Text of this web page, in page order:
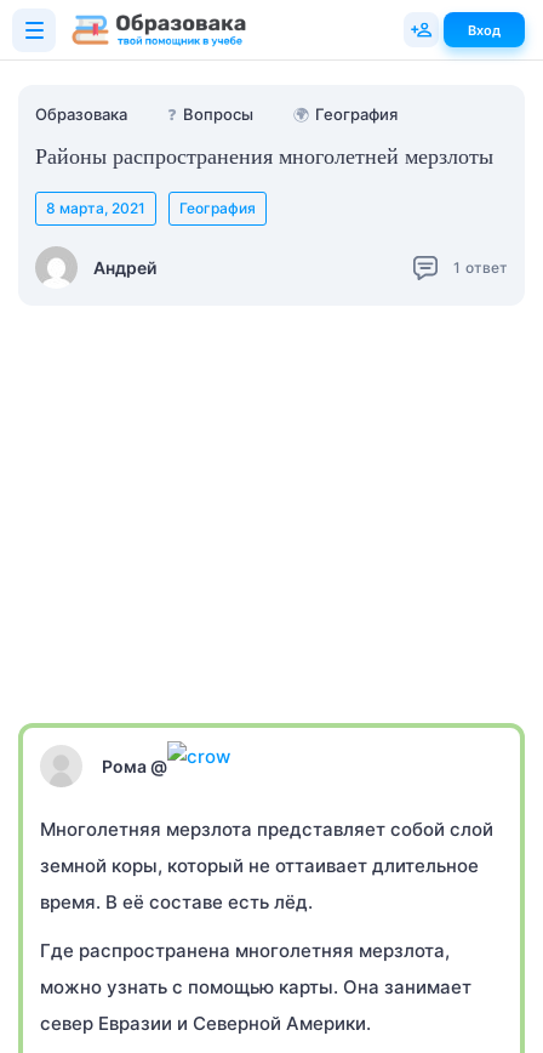
Образовака ❓ Вопросы 🌍 География
Районы распространения многолетней мерзлоты
Андрей
8 марта, 2021 География
1 ответ
Рома @
Многолетняя мерзлота представляет собой слой
земной коры, который не оттаивает длительное
время. В её составе есть лёд.
Где распространена многолетняя мерзлота,
можно узнать с помощью карты. Она занимает
север Евразии и Северной Америки.
Вход